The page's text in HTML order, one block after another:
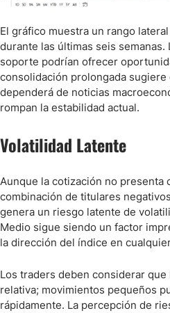
El gráfico muestra un rango
durante las últimas seis
soporte podrían ofrecer
consolidación prolongada
dependerá de noticias
rompan la estabilidad actual.
Volatilidad Latente
Aunque la cotización no presenta
combinación de titulares
genera un riesgo latente de
Medio sigue siendo un factor
la dirección del índice en
Los traders deben considerar
relativa; movimientos pequeños
rápidamente. La percepción de